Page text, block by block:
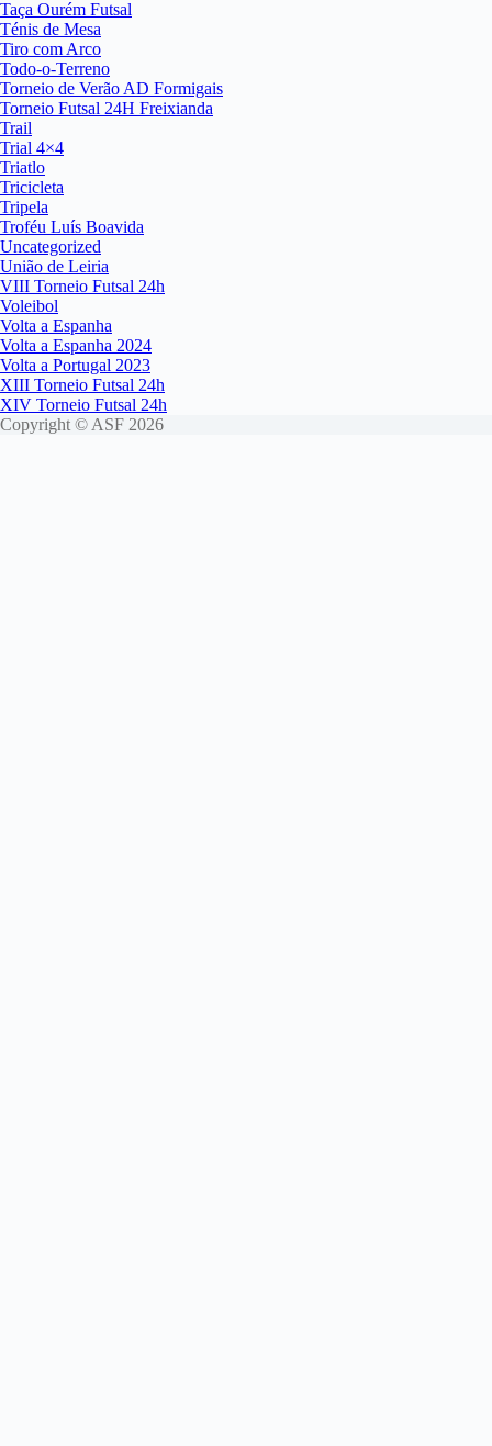
Taça Ourém Futsal
Ténis de Mesa
Tiro com Arco
Todo-o-Terreno
Torneio de Verão AD Formigais
Torneio Futsal 24H Freixianda
Trail
Trial 4×4
Triatlo
Tricicleta
Tripela
Troféu Luís Boavida
Uncategorized
União de Leiria
VIII Torneio Futsal 24h
Voleibol
Volta a Espanha
Volta a Espanha 2024
Volta a Portugal 2023
XIII Torneio Futsal 24h
XIV Torneio Futsal 24h
Copyright © ASF 2026